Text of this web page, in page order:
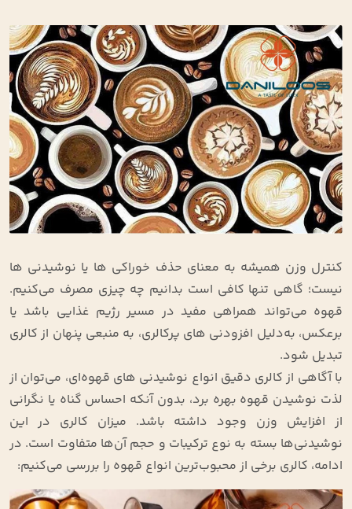
کنترل وزن همیشه به معنای حذف خوراکی‌ ها یا نوشیدنی‌ ها
نیست؛ گاهی تنها کافی است بدانیم چه چیزی مصرف می‌کنیم.
قهوه می‌تواند همراهی مفید در مسیر رژیم غذایی باشد یا
برعکس، به‌دلیل افزودنی‌ های پرکالری، به منبعی پنهان از کالری
تبدیل شود.
با آگاهی از کالری دقیق انواع نوشیدنی‌ های قهوه‌ای، می‌توان از
لذت نوشیدن قهوه بهره برد، بدون آنکه احساس گناه یا نگرانی
از افزایش وزن وجود داشته باشد. میزان کالری در این
نوشیدنی‌ها بسته به نوع ترکیبات و حجم آن‌ها متفاوت است. در
ادامه، کالری برخی از محبوب‌ترین انواع قهوه را بررسی می‌کنیم: